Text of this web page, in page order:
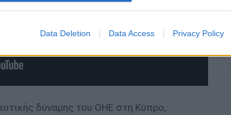
Data Deletion Data Access Privacy Policy
δύναμης του ΟΗΕ στη Κύπρο,